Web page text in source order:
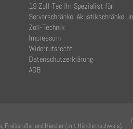
19 Zoll-Tec Ihr Spezialist für
Serverschränke, Akustikschränke
Zoll-Technik
Impressum
Widerrufsrecht
Datenschutzerklärung
AGB
und Händler (mit Händlernachweis).